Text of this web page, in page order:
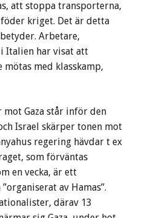
att stoppa transporterna,
kriget. Det är detta
Arbetare,
Italien har visat att
med klasskamp,
Gaza står inför den
Israel skärper tonen mot
regering hävdar t ex
som förväntas
en vecka, är ett
av Hamas”.
därav 13